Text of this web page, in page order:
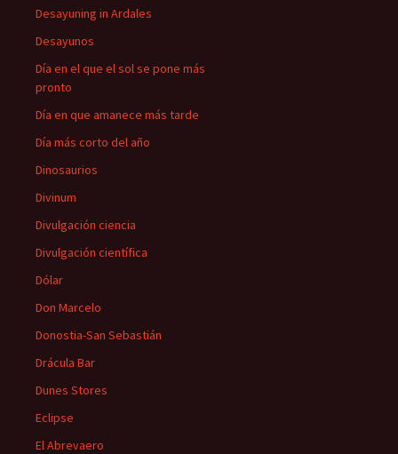
Desayuning in Ardales
Desayunos
Día en el que el sol se pone más
pronto
Día en que amanece más tarde
Día más corto del año
Dinosaurios
Divinum
Divulgación ciencia
Divulgación científica
Dólar
Don Marcelo
Donostia-San Sebastián
Drácula Bar
Dunes Stores
Eclipse
El Abrevaero